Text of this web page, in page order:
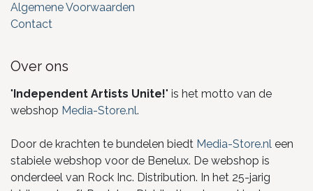
Algemene Voorwaarden
Contact
Over ons
" Independent Artists Unite!" is het motto van de
webshop Media-Store.nl.
Door de krachten te bundelen biedt Media-Store.nl een
stabiele webshop voor de Benelux. De webshop is
onderdeel van Rock Inc. Distribution. In het 25-jarig